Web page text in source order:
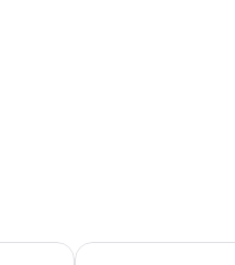
formerly sleep ‘n fly
Kingsgate Hotel